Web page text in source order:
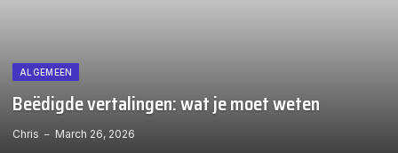
ALGEMEEN
Beëdigde vertalingen: wat je moet weten
Chris March 26, 2026